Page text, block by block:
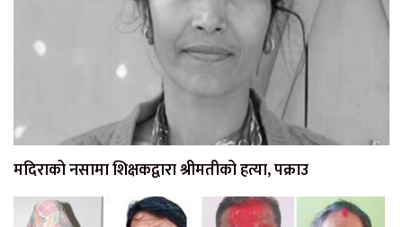
मदिराको नसामा शिक्षकद्वारा श्रीमतीको हत्या, पक्राउ